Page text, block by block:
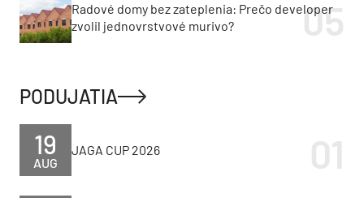
Radové domy bez zateplenia: Prečo developer
zvolil jednovrstvové murivo?
PODUJATIA
AUG
19 JAGA CUP 2026